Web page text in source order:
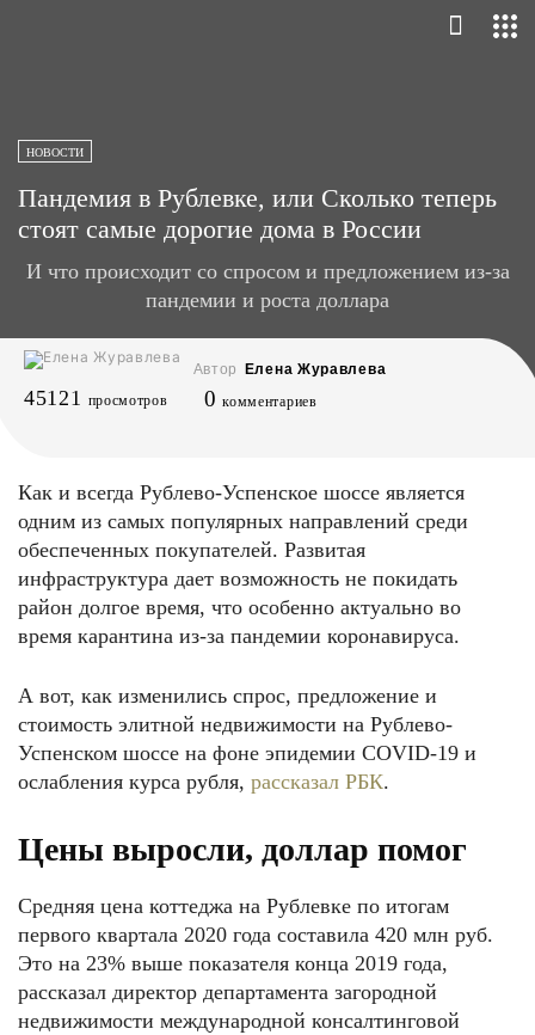
НОВОСТИ
Пандемия в Рублевке, или Сколько теперь
стоят самые дорогие дома в России
И что происходит со спросом и предложением из-за
пандемии и роста доллара
Автор Елена Журавлева
45121 просмотров 0 комментариев
Как и всегда Рублево-Успенское шоссе является
одним из самых популярных направлений среди
обеспеченных покупателей. Развитая
инфраструктура дает возможность не покидать
район долгое время, что особенно актуально во
время карантина из-за пандемии коронавируса.
А вот, как изменились спрос, предложение и
стоимость элитной недвижимости на Рублево-
Успенском шоссе на фоне эпидемии COVID-19 и
ослабления курса рубля, рассказал РБК.
Цены выросли, доллар помог
Средняя цена коттеджа на Рублевке по итогам
первого квартала 2020 года составила 420 млн руб.
Это на 23% выше показателя конца 2019 года,
рассказал директор департамента загородной
недвижимости международной консалтинговой